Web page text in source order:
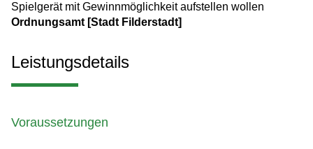
Spielgerät mit Gewinnmöglichkeit aufstellen wollen
Ordnungsamt [Stadt Filderstadt]
Leistungsdetails
Voraussetzungen